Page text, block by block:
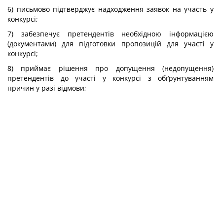
6) письмово підтверджує надходження заявок на участь у
конкурсі;
7) забезпечує претендентів необхідною інформацією
(документами) для підготовки пропозицій для участі у
конкурсі;
8) приймає рішення про допущення (недопущення)
претендентів до участі у конкурсі з обґрунтуванням
причин у разі відмови;